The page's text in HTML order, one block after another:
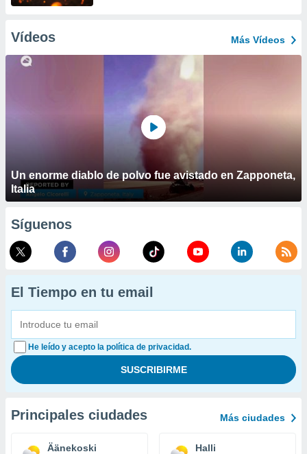
Vídeos Más Vídeos
Un enorme diablo de polvo fue avistado en Zapponeta,
Italia
Síguenos
El Tiempo en tu email
He leído y acepto la política de privacidad.
Principales ciudades Más ciudades
Äänekoski Halli